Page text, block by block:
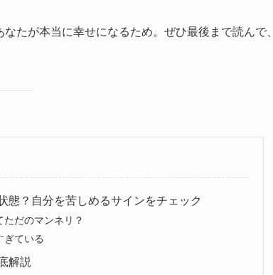
たが本当に幸せになるため。ぜひ最後まで読んで、
態？自分を苦しめるサインをチェック
だのマンネリ？
ぎている
解説